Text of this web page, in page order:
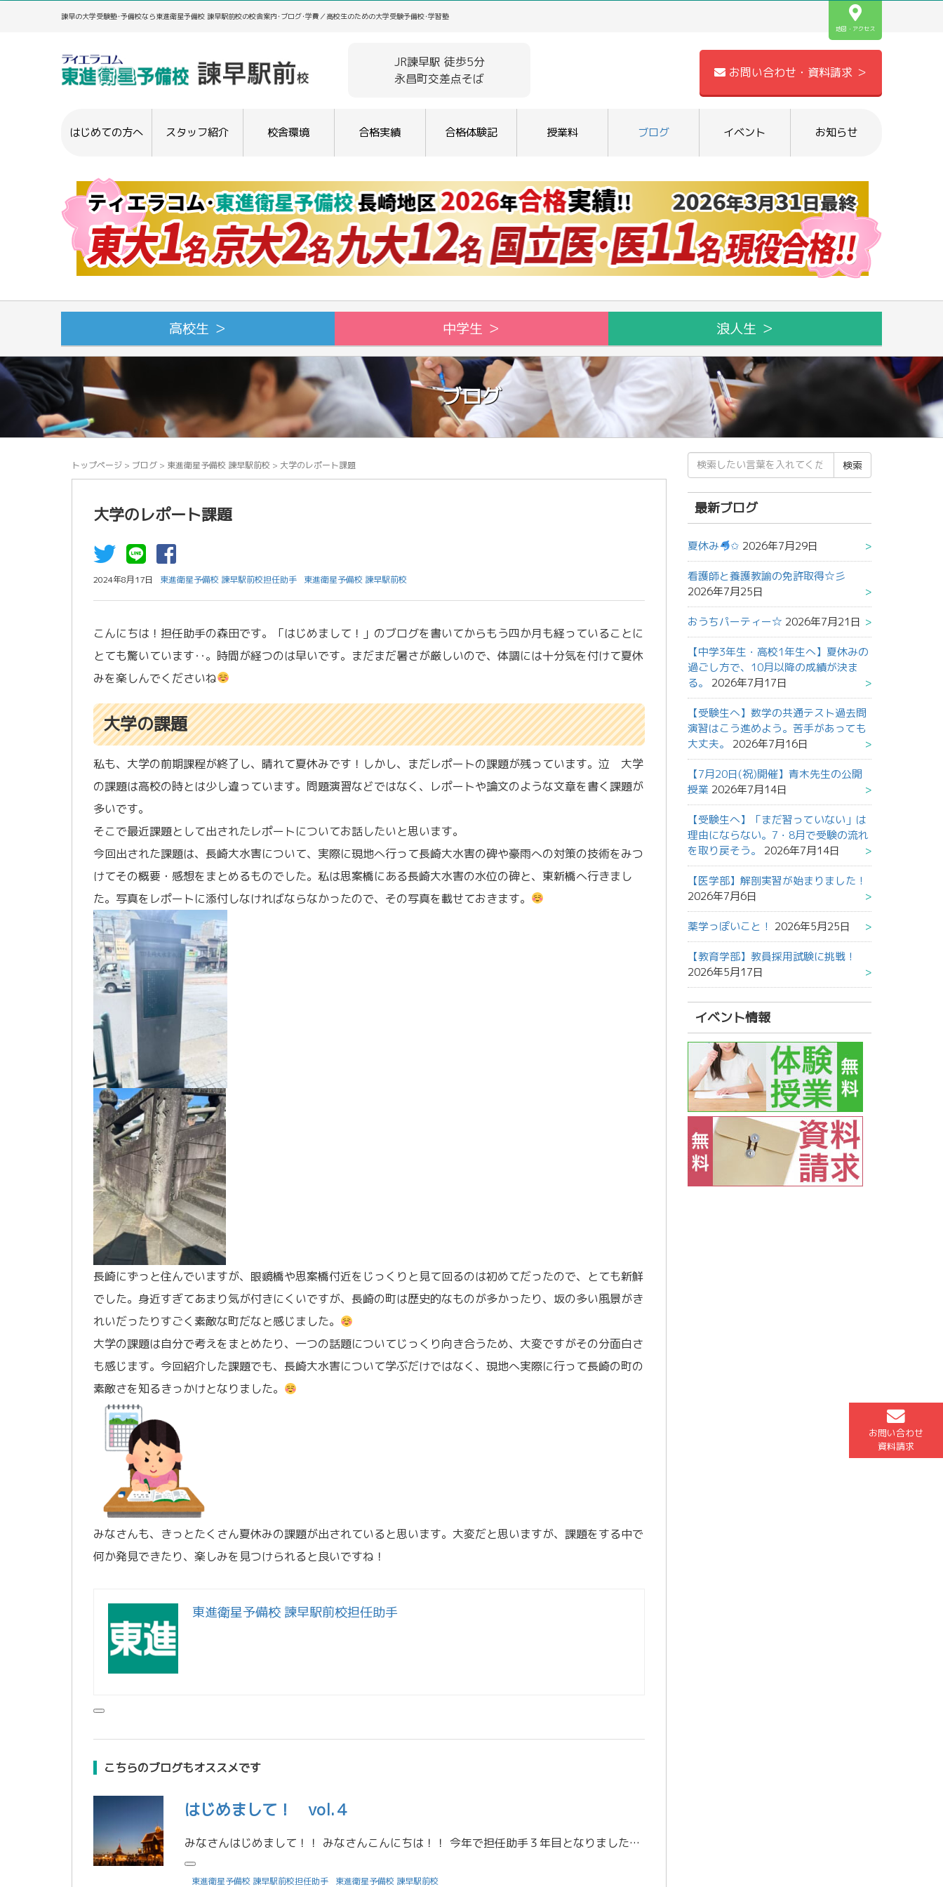
諫早の大学受験塾･予備校なら東進衛星予備校 諫早駅前校の校舎案内･ブログ･学費／高校生のための大学受験予備校･学習塾
地図・アクセス
JR諫早駅 徒歩5分
永昌町交差点そば
お問い合わせ・資料請求 ＞
はじめての方へ スタッフ紹介 校舎環境 合格実績 合格体験記 授業料 ブログ イベント お知らせ
高校生 ＞ 中学生 ＞ 浪人生 ＞
お問い合わせ
資料請求
ブログ
トップページ > ブログ > 東進衛星予備校 諫早駅前校 > 大学のレポート課題
大学のレポート課題
2024年8月17日 東進衛星予備校 諫早駅前校担任助手 東進衛星予備校 諫早駅前校
こんにちは！担任助手の森田です。「はじめまして！」のブログを書いてからもう四か月も経っていることに
とても驚いています‥。時間が経つのは早いです。まだまだ暑さが厳しいので、体調には十分気を付けて夏休
みを楽しんでくださいね
大学の課題
私も、大学の前期課程が終了し、晴れて夏休みです！しかし、まだレポートの課題が残っています。泣 大学
の課題は高校の時とは少し違っています。問題演習などではなく、レポートや論文のような文章を書く課題が
多いです。
そこで最近課題として出されたレポートについてお話したいと思います。
今回出された課題は、長崎大水害について、実際に現地へ行って長崎大水害の碑や豪雨への対策の技術をみつ
けてその概要・感想をまとめるものでした。私は思案橋にある長崎大水害の水位の碑と、東新橋へ行きまし
た。写真をレポートに添付しなければならなかったので、その写真を載せておきます。
長崎にずっと住んでいますが、眼鏡橋や思案橋付近をじっくりと見て回るのは初めてだったので、とても新鮮
でした。身近すぎてあまり気が付きにくいですが、長崎の町は歴史的なものが多かったり、坂の多い風景がき
れいだったりすごく素敵な町だなと感じました。
大学の課題は自分で考えをまとめたり、一つの話題についてじっくり向き合うため、大変ですがその分面白さ
も感じます。今回紹介した課題でも、長崎大水害について学ぶだけではなく、現地へ実際に行って長崎の町の
素敵さを知るきっかけとなりました。
みなさんも、きっとたくさん夏休みの課題が出されていると思います。大変だと思いますが、課題をする中で
何か発見できたり、楽しみを見つけられると良いですね！
東進衛星予備校 諫早駅前校担任助手
こちらのブログもオススメです
はじめまして！ vol.４
みなさんはじめまして！！ みなさんこんにちは！！ 今年で担任助手３年目となりました、山口です！よろしくお願いします(^^♪ いきなりですが、みなさんに少しでも私の事について知ってもらうために、これまでのシリーズと同様、簡 […]
東進衛星予備校 諫早駅前校担任助手 東進衛星予備校 諫早駅前校
検
索
結
果:
最新ブログ
夏休み ✩ 2026年7月29日
看護師と養護教諭の免許取得☆彡
2026年7月25日
おうちパーティー☆ 2026年7月21日
【中学3年生・高校1年生へ】夏休みの
過ごし方で、10月以降の成績が決ま
る。
2026年7月17日
【受験生へ】数学の共通テスト過去問
演習はこう進めよう。苦手があっても
大丈夫。
2026年7月16日
【7月20日(祝)開催】青木先生の公開
授業 2026年7月14日
【受験生へ】「まだ習っていない」は
理由にならない。7・8月で受験の流れ
を取り戻そう。
2026年7月14日
【医学部】解剖実習が始まりました！
2026年7月6日
薬学っぽいこと！ 2026年5月25日
【教育学部】教員採用試験に挑戦！
2026年5月17日
イベント情報